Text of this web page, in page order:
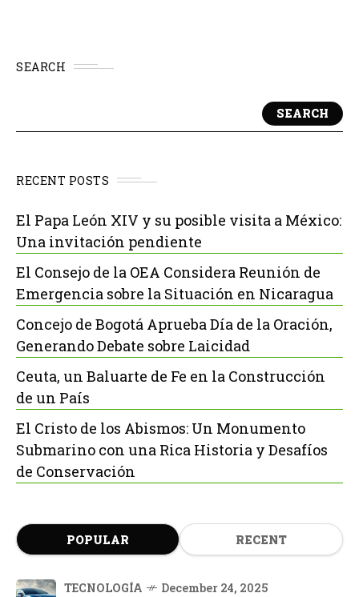
SEARCH
SEARCH
RECENT POSTS
El Papa León XIV y su posible visita a México:
Una invitación pendiente
El Consejo de la OEA Considera Reunión de
Emergencia sobre la Situación en Nicaragua
Concejo de Bogotá Aprueba Día de la Oración,
Generando Debate sobre Laicidad
Ceuta, un Baluarte de Fe en la Construcción
de un País
El Cristo de los Abismos: Un Monumento
Submarino con una Rica Historia y Desafíos
de Conservación
POPULAR RECENT
TECNOLOGÍA December 24, 2025